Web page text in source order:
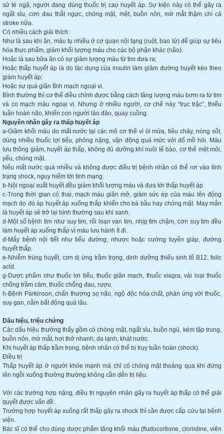
sử té ngã, người đang dùng thuốc trị cao huyết áp. Sự kiện này có thể gây ra
ngất sỉu, cơn đau thắt ngực, chóng mặt, mệt, buồn nôn, mờ mắt thậm chí cả
stroke nữa.
Có nhiều cách giải thích:
Như là sau khi ăn, máu tụ nhiều ở cơ quan nội tạng (ruột, bao tử) để giúp sự tiêu
hóa thực phẩm, giảm khối lượng máu cho các bộ phận khác (não).
Hoặc là sau bữa ăn có sự giảm lượng máu từ tim đưa ra;
Hoặc thấp huyết áp là do tác dụng của insulin làm giảm đường huyết kéo theo
giảm huyết áp;
Hoặc sự quá giãn tĩnh mạch ngoại vi.
Bình thường thì cơ thể điều chỉnh được bằng cách tăng lượng máu bơm ra từ tim
và co mạch máu ngoại vi. Nhưng ở nhiều người, cơ chế này “trục trặc”, thiểu
tuần hoàn não, khiến con người lảo đảo, quay cuồng.
Nguyên nhân gây ra thấp huyết áp
a-Giảm khối máu do mất nước tại các mô cơ thể vì ói mửa, tiêu chảy, nóng sốt,
dùng nhiều thuốc lợi tiểu, phỏng nặng, vận động quá mức với đổ mồ hôi. Máu
lưu thông giảm, huyết áp thấp, không đủ dưỡng khí nuôi tế bào, cơ thể mệt mỏi,
yếu, chóng mặt.
Nếu mất nước quá nhiều và không được điều trị bệnh nhân có thể rơi vào tình
trạng shock, nguy hiểm tới tính mạng.
b-Nội ngoại xuất huyết đều giảm khối lượng máu và đưa tới thấp huyết áp.
c-Trong thời gian có thai, mạch máu giãn mở, giàm sức ép của máu lên động
mạch do đó áp huyết áp xuống thấp khiến cho bà bầu hay chóng mặt. May mắn
là huyết áp sẽ trở lại bình thường sau khi sanh.
d-Một số bệnh tim như suy tim, rối loạn van tim, nhịp tim chậm, cơn suy tim đều
làm huyết áp xuống thấp vì máu lưu hành ít đi.
đ-Mấy bệnh nội tiết như tiểu đường, nhược hoặc cường tuyến giáp, đường
huyết thấp.
e-Nhiễm trùng huyết, cơn dị ứng trầm trọng, dinh dưỡng thiếu sinh tố B12, folic
acid.
g-Dược phẩm như thuốc lợi tiểu, thuốc giãn mạch, thuốc viagra, vài loại thuốc
chống trầm cảm, thuốc chống đau, rượu.
h-Bệnh Parkinson, chấn thượng sọ não, ngộ độc hóa chất, phản ứng với thuốc,
suy gan, nằm bất động quá lâu.
Dấu hiệu, triệu chứng
Các dấu hiệu thường thấy gồm có chóng mặt, ngất sỉu, buồn ngủ, kém tập trung,
buồn nôn, mờ mắt, hơi thở nhanh, da lạnh, khát nước.
Khi huyết áp thấp trầm trọng, bệnh nhân có thể bị trụy tuần hoàn (shock).
Điều trị
Thấp huyết áp ở người khỏe mạnh mà chỉ có chóng mặt thoảng qua khi đứng
lên ngồi xuống thường thường không cần đến trị liệu.
Với các trường hợp nặng, điều trị nguyên nhân gây ra huyết áp thấp có thể giái
quyết được vấn đề.
Trường hợp huyết áp xuống rất thấp gây ra shock thì cần được cấp cứu tại bệnh
viện.
Bác sĩ có thể cho dùng dược phẩm tăng khối máu (fludocortione, clonidine, viên